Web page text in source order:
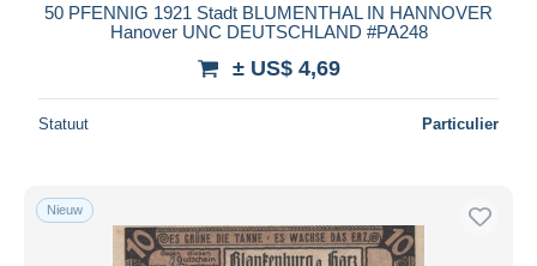
50 PFENNIG 1921 Stadt BLUMENTHAL IN HANNOVER
Hanover UNC DEUTSCHLAND #PA248
± US$ 4,69
Statuut Particulier
Nieuw